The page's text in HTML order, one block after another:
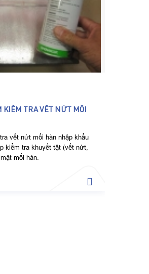
TRA VẾT NỨT MỐI
vết nứt mối hàn nhập khẩu
kiểm tra khuyết tật (vết nứt,
mối hàn.